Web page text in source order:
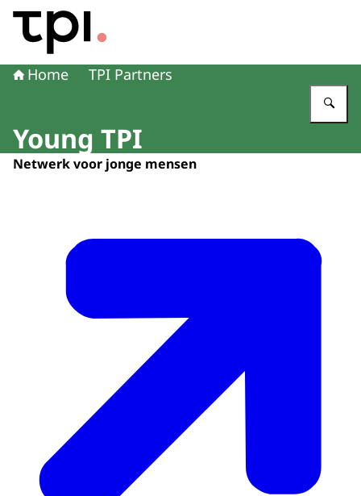
Naar de homepage van Transitie Proefdiervrije Innovatie
Home TPI Partners
Young TPI
Netwerk voor jonge mensen